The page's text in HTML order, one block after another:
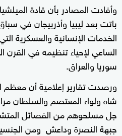
وأفادت المصادر بأن قادة
باتت بعد ليبيا وأذربيجان في
الخدمات الإنسانية والعسكرية
الساعي لإحياء تنظيمه في القرن
سوريا والعراق.
ورصدت تقارير إعلامية أن
شاه ولواء المعتصم والسلطان
جل مسلحوهم من الفصائل
جبهة النصرة وداعش ومن